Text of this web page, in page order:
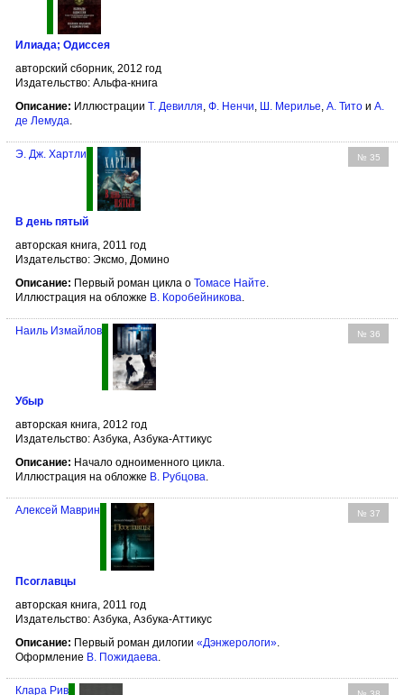
Илиада; Одиссея
авторский сборник, 2012 год
Издательство: Альфа-книга
Описание: Иллюстрации Т. Девилля Ф. Ненчи Ш. Мерилье А. Тито и А.
де Лемуда
№ 35
Э. Дж. Хартли
В день пятый
авторская книга, 2011 год
Издательство: Эксмо, Домино
Описание: Первый роман цикла о Томасе Найте.
Иллюстрация на обложке В. Коробейникова.
№ 36
Наиль Измайлов
Убыр
авторская книга, 2012 год
Издательство: Азбука, Азбука-Аттикус
Описание: Начало одноименного цикла.
Иллюстрация на обложке В. Рубцова.
№ 37
Алексей Маврин
Псоглавцы
авторская книга, 2011 год
Издательство: Азбука, Азбука-Аттикус
Описание: Первый роман дилогии «Дэнжерологи»
Оформление В. Пожидаева
Клара Рив